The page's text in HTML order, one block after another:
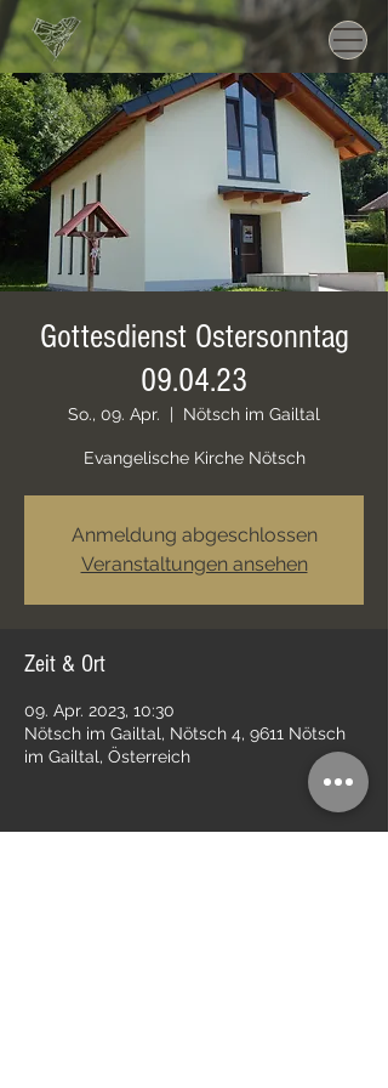
Gottesdienst Ostersonntag
09.04.23
So., 09. Apr.
  |
Nötsch im Gailtal
Evangelische Kirche Nötsch
Anmeldung abgeschlossen
Veranstaltungen ansehen
Zeit & Ort
09. Apr. 2023, 10:30
Nötsch im Gailtal, Nötsch 4, 9611 Nötsch
im Gailtal, Österreich